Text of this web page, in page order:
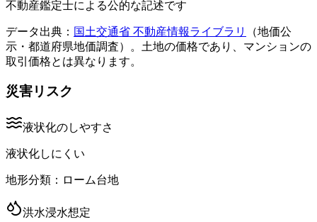
不動産鑑定士による公的な記述です
データ出典： 国土交通省 不動産情報ライブラリ
（地価公
示・都道府県地価調査）。土地の価格であり、マンションの
取引価格とは異なります。
災害リスク
液状化のしやすさ
液状化しにくい
地形分類： ローム台地
洪水浸水想定